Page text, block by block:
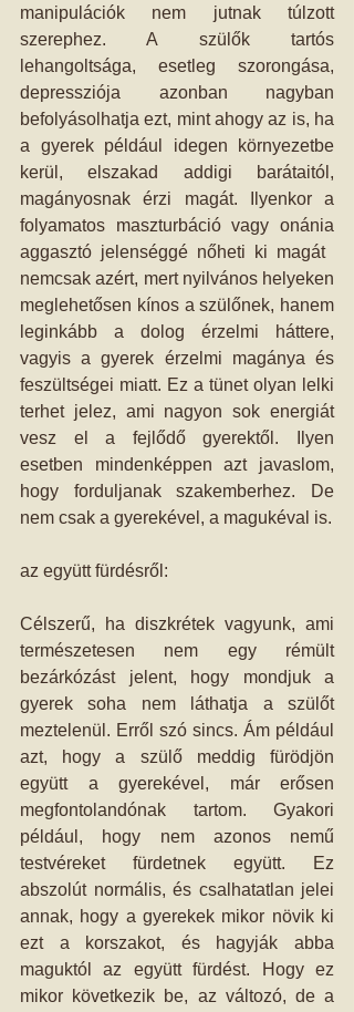
manipulációk nem jutnak túlzott
szerephez. A szülők tartós
lehangoltsága, esetleg szorongása,
depressziója azonban nagyban
befolyásolhatja ezt, mint ahogy az is, ha
a gyerek például idegen környezetbe
kerül, elszakad addigi barátaitól,
magányosnak érzi magát. Ilyenkor a
folyamatos maszturbáció vagy onánia
aggasztó jelenséggé nőheti ki magát 
nemcsak azért, mert nyilvános helyeken
meglehetősen kínos a szülőnek, hanem
leginkább a dolog érzelmi háttere,
vagyis a gyerek érzelmi magánya és
feszültségei miatt. Ez a tünet olyan lelki
terhet jelez, ami nagyon sok energiát
vesz el a fejlődő gyerektől. Ilyen
esetben mindenképpen azt javaslom,
hogy forduljanak szakemberhez. De
az együtt fürdésről:
Célszerű, ha diszkrétek vagyunk, ami
természetesen nem egy rémült
bezárkózást jelent, hogy mondjuk a
gyerek soha nem láthatja a szülőt
meztelenül. Erről szó sincs. Ám például
azt, hogy a szülő meddig fürödjön
együtt a gyerekével, már erősen
megfontolandónak tartom. Gyakori
például, hogy nem azonos nemű
testvéreket fürdetnek együtt. Ez
abszolút normális, és csalhatatlan jelei
annak, hogy a gyerekek mikor növik ki
ezt a korszakot, és hagyják abba
maguktól az együtt fürdést. Hogy ez
mikor következik be, az változó, de a